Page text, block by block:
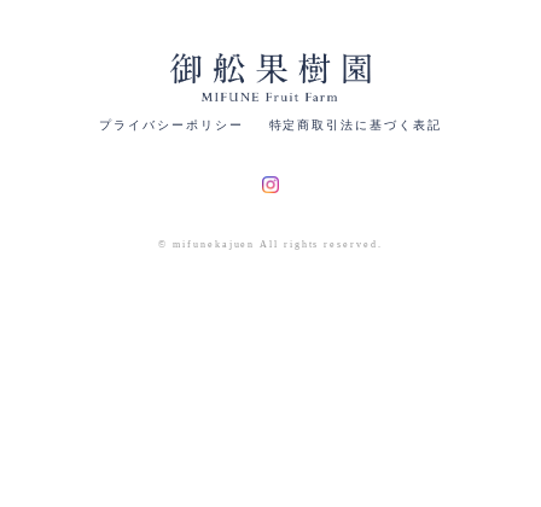
プライバシーポリシー 特定商取引法に基づく表記
© mifunekajuen All rights reserved.